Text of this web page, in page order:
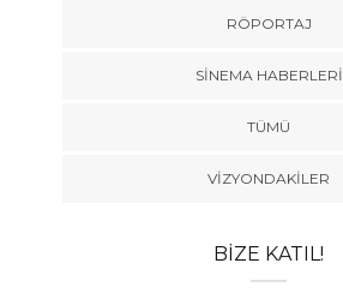
RÖPORTAJ
SINEMA HABERLERI
TÜMÜ
VIZYONDAKILER
BIZE KATIL!